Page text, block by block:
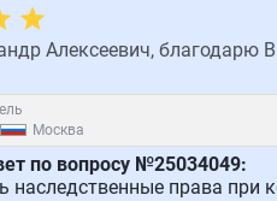
Алексеевич, благодарю
Москва
по вопросу №25034049:
наследственные права при